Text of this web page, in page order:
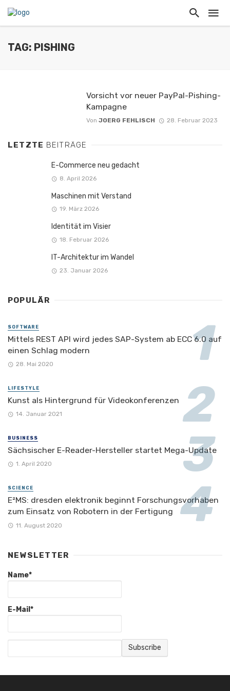
TAG: PISHING
Vorsicht vor neuer PayPal-Pishing-
Kampagne
Von JOERG FEHLISCH 28. Februar 2023
LETZTE BEITRÄGE
E-Commerce neu gedacht
8. April 2026
Maschinen mit Verstand
19. März 2026
Identität im Visier
18. Februar 2026
IT-Architektur im Wandel
23. Januar 2026
POPULÄR
SOFTWARE
Mittels REST API wird jedes SAP-System ab ECC 6.0 auf
einen Schlag modern
28. Mai 2020
LIFESTYLE
Kunst als Hintergrund für Videokonferenzen
14. Januar 2021
BUSINESS
Sächsischer E-Reader-Hersteller startet Mega-Update
1. April 2020
SCIENCE
E²MS: dresden elektronik beginnt Forschungsvorhaben
zum Einsatz von Robotern in der Fertigung
11. August 2020
NEWSLETTER
Name*
E-Mail*